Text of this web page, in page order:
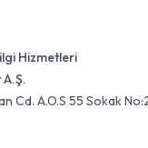
Hizmetleri
Cd. A.O.S 55 Sokak